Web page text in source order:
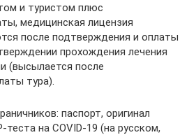
и туристом плюс
медицинская лицензия
после подтверждения и оплаты
прохождения лечения
(высылается после
тура).
паспорт, оригинал
на COVID-19 (на русском,